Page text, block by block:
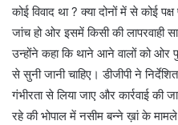
कोई विवाद था ? क्या दोनों में से कोई
जांच हो ओर इसमें किसी की लापरवाही
उन्होंने कहा कि थाने आने वालों को ओर
से सुनी जानी चाहिए। डीजीपी ने
गंभीरता से लिया जाए और कार्रवाई की
रहे की भोपाल में नसीम बन्ने ख़ां के